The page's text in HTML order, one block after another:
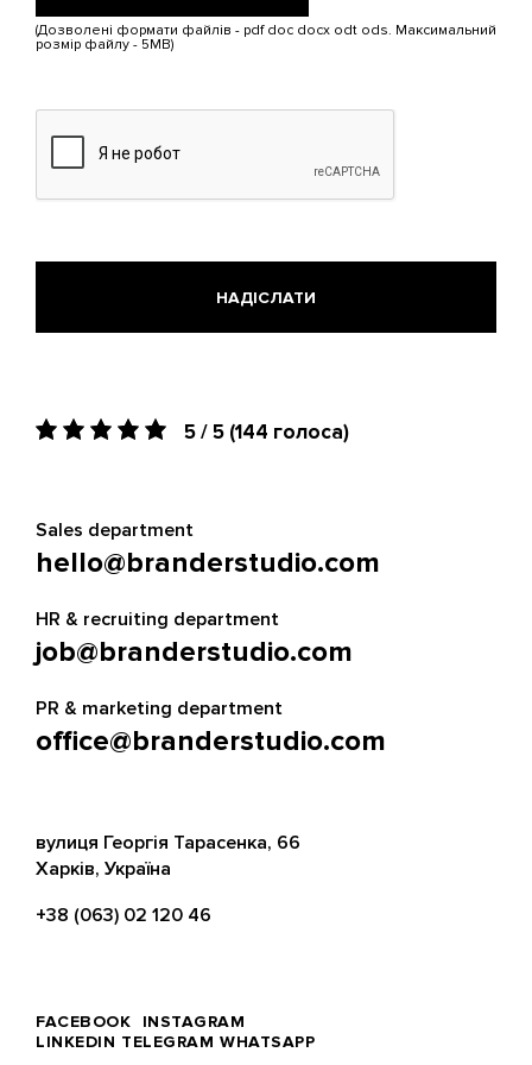
(Дозволені формати файлів - pdf doc docx odt ods. Максимальний
розмір файлу - 5MB)
5
МБ.
pdf,
doc,
odt,
ods.
5 / 5 (144 голоса)
Sales department
hello@branderstudio.com
HR & recruiting department
job@branderstudio.com
PR & marketing department
office@branderstudio.com
вулиця Георгія Тарасенка, 66
Харків, Україна
+38 (063) 02 120 46
FACEBOOK
INSTAGRAM
LINKEDIN TELEGRAM WHATSAPP